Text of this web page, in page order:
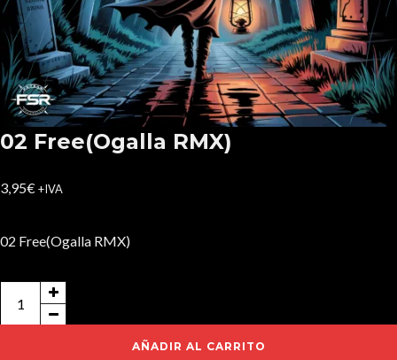
02 Free(Ogalla RMX)
3,95€+IVA
02 Free(Ogalla RMX)
Free(Ogalla
AÑADIR AL CARRITO